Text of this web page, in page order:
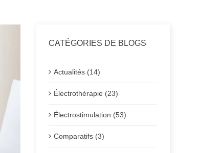
CATÉGORIES DE BLOGS
Actualités (14)
Électrothérapie (23)
Électrostimulation (53)
Comparatifs (3)